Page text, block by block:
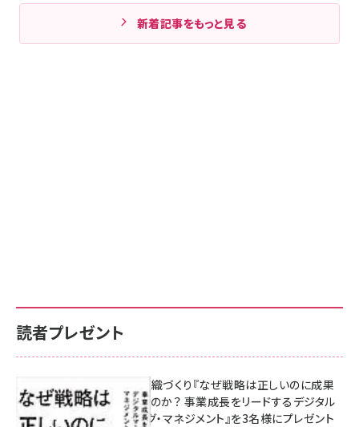
新着記事をもっと見る
読者プレゼント
成果を生む組織づくり『なぜ戦略は正しいのに成果
があがらないのか？ 事業成長をリードするデジタル
マーケティング・マネジメント』を3名様にプレゼント